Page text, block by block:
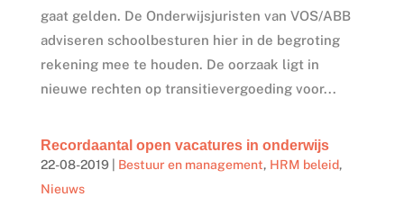
gaat gelden. De Onderwijsjuristen van VOS/ABB
adviseren schoolbesturen hier in de begroting
rekening mee te houden. De oorzaak ligt in
nieuwe rechten op transitievergoeding voor...
Recordaantal open vacatures in onderwijs
22-08-2019| Bestuur en management, HRM beleid,
Nieuws